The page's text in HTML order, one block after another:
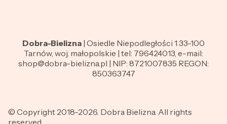
Dobra-Bielizna | Osiedle Niepodległości 1 33-100
Tarnów, woj. małopolskie | tel: 796424013, e-mail:
shop@dobra-bielizna.pl | NIP: 8721007835 REGON:
850363747
© Copyright 2018-2026. Dobra Bielizna. All rights
reserved.